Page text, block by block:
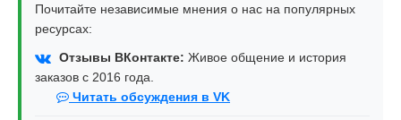
Почитайте независимые мнения о нас на популярных
ресурсах:
Отзывы ВКонтакте: Живое общение и история
заказов с 2016 года.
Читать обсуждения в VK